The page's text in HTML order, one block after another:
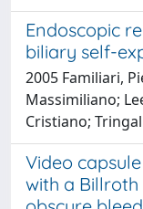
Endoscopic
biliary self-
2005 Familiari,
Massimiliano;
Cristiano;
Video
with a